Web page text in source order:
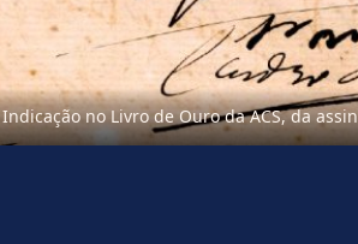
Indicação no Livro de Ouro da ACS, da